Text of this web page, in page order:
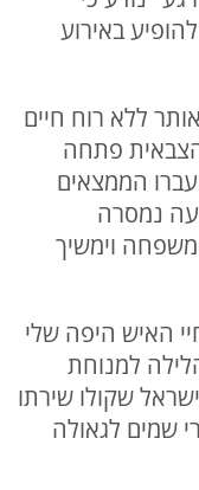
באירוע
ללא רוח חיים
פתחה
הממצאים
נמסרה
וימשיך
האיש היפה שלי
למנוחת
שקולו שירתו
שמים לגאולה